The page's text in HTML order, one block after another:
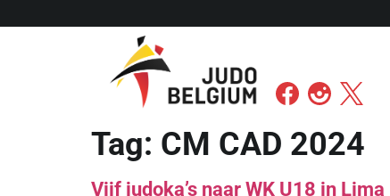
Tag: CM CAD 2024
Vijf judoka’s naar WK U18 in Lima